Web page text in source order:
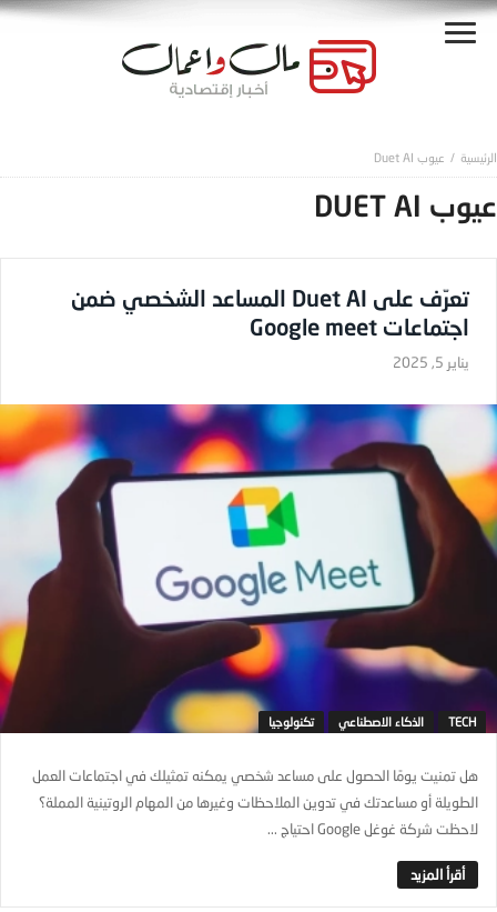
عيوب Duet AI
عيوب DUET AI
تعرّف على Duet AI المساعد الشخصي ضمن
اجتماعات Google meet
يناير 5, 2025
TECH الذكاء الاصطناعي تكنولوجيا
هل تمنيت يومًا الحصول على مساعد شخصي يمكنه تمثيلك في اجتماعات العمل
الطويلة أو مساعدتك في تدوين الملاحظات وغيرها من المهام الروتينية المملة؟
لاحظت شركة غوغل Google احتياج ...